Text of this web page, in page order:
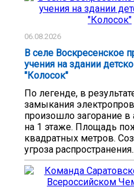
06.08.2026
В селе Воскресенское
учения на здании
"Колосок"
По легенде, в
замыкания
произошло загорание в
на 1 этаже. Площадь
квадратных метров.
угроза